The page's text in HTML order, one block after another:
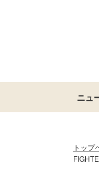
ニュ
トップ